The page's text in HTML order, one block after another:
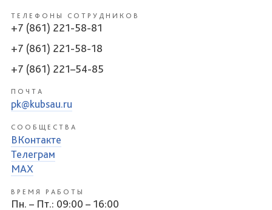
ТЕЛЕФОНЫ СОТРУДНИКОВ
+7 (861) 221-58-81
+7 (861) 221-58-18
+7 (861) 221–54-85
ПОЧТА
pk@kubsau.ru
СООБЩЕСТВА
ВКонтакте
Телеграм
MAX
ВРЕМЯ РАБОТЫ
Пн. – Пт.: 09:00 – 16:00